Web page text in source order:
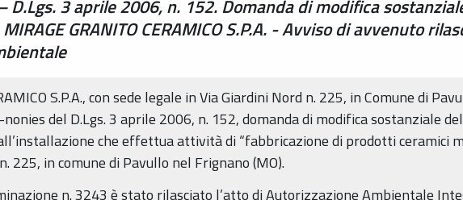
D.Lgs. 3 aprile 2006, n. 152. Domanda di modifica
GRANITO CERAMICO S.P.A. - Avviso di avvenuto
S.P.A., con sede legale in Via Giardini Nord n. 225, in Comune di
del D.Lgs. 3 aprile 2006, n. 152, domanda di modifica sostanziale
che effettua attività di “fabbricazione di prodotti ceramici
225, in comune di Pavullo nel Frignano (MO).
n. 3243 è stato rilasciato l’atto di Autorizzazione Ambientale